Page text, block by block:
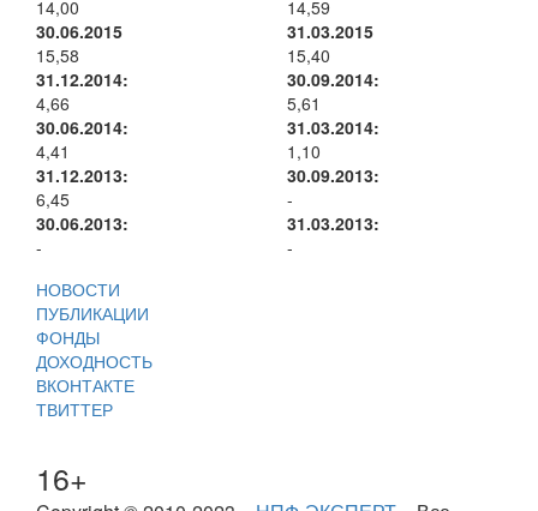
14,00
14,59
30.06.2015
15,58
31.03.2015
15,40
31.12.2014:
4,66
30.09.2014:
5,61
30.06.2014:
4,41
31.03.2014:
1,10
31.12.2013:
6,45
30.09.2013:
-
30.06.2013:
-
31.03.2013:
-
НОВОСТИ
ПУБЛИКАЦИИ
ФОНДЫ
ДОХОДНОСТЬ
ВКОНТАКТЕ
ТВИТТЕР
16+